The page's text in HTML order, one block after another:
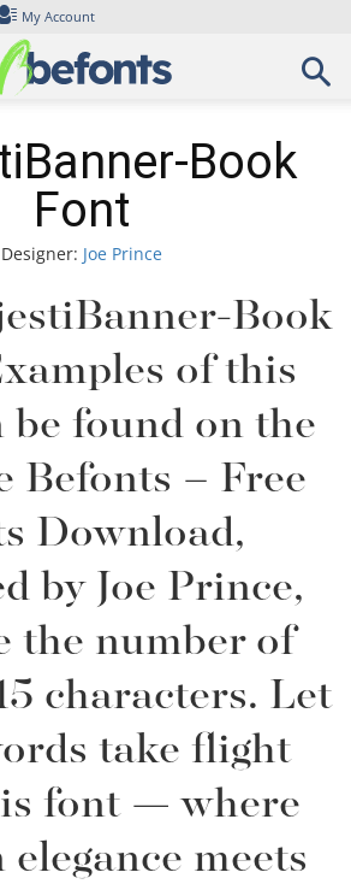
My Account
Book
Font
Designer: Joe Prince
Book
of this
be found on the
Befonts – Free
Download,
by Joe Prince,
the number of
characters. Let
take flight
font — where
meets